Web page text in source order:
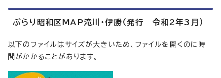
ぶらり昭和区MAP滝川・伊勝（発行 令和2年3月）
以下のファイルはサイズが大きいため、ファイルを開くのに時
間がかかることがあります。